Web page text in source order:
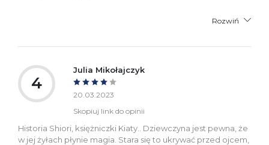
Rozwiń
4
Julia Mikołajczyk
20.03.2023
Skopiuj link do opinii
Historia Shiori, księżniczki Kiaty.. Dziewczyna jest pewna, że
w jej żyłach płynie magia. Stara się to ukrywać przed ojcem,